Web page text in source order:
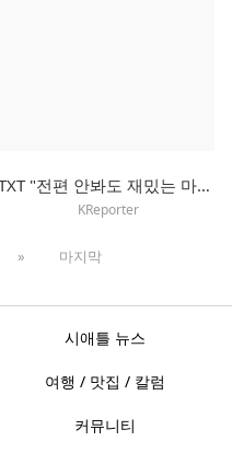
TXT "전편 안봐도 재밌는 마블 영화처럼…우리 서사에 빠져들길"
KReporter
» 마지막
시애틀 뉴스
여행 / 맛집 / 칼럼
커뮤니티